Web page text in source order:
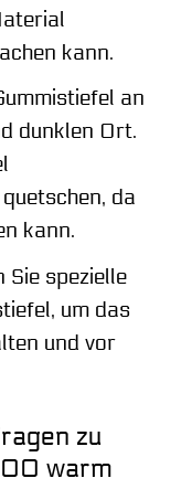
kann.
an
dunklen Ort.
da
kann.
Sie spezielle
um das
und vor
zu
warm